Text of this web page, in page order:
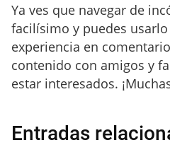
Ya ves que navegar de
facilísimo y puedes
experiencia en
contenido con amigos y
estar interesados.
Entradas